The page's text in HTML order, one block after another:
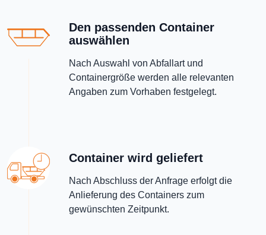
Den passenden Container
auswählen
Nach Auswahl von Abfallart und
Containergröße werden alle relevanten
Angaben zum Vorhaben festgelegt.
Container wird geliefert
Nach Abschluss der Anfrage erfolgt die
Anlieferung des Containers zum
gewünschten Zeitpunkt.